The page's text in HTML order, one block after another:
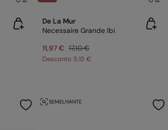
De La Mur
Necessaire Grande Ibi
11,97 € 17,10 €
Desconto 5,13 €
SEMELHANTE